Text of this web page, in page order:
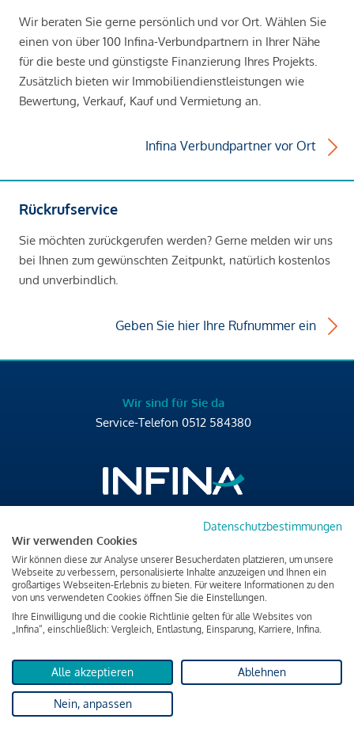
Wir beraten Sie gerne persönlich und vor Ort. Wählen Sie
einen von über 100 Infina-Verbundpartnern in Ihrer Nähe
für die beste und günstigste Finanzierung Ihres Projekts.
Zusätzlich bieten wir Immobiliendienstleistungen wie
Bewertung, Verkauf, Kauf und Vermietung an.
Infina Verbundpartner vor Ort
Rückrufservice
Sie möchten zurückgerufen werden? Gerne melden wir uns
bei Ihnen zum gewünschten Zeitpunkt, natürlich kostenlos
und unverbindlich.
Geben Sie hier Ihre Rufnummer ein
Wir sind für Sie da
Service-Telefon 0512 584380
Brixner Straße 2/4
6020 Innsbruck
T+43 512 584380
office@infina.at
Impressum
Datenschutz & Cookies
Datenschutzbestimmungen
Wir verwenden Cookies
Wir können diese zur Analyse unserer Besucherdaten platzieren, um unsere
Webseite zu verbessern, personalisierte Inhalte anzuzeigen und Ihnen ein
großartiges Webseiten-Erlebnis zu bieten. Für weitere Informationen zu den
von uns verwendeten Cookies öffnen Sie die Einstellungen.
Ihre Einwilligung und die cookie Richtlinie gelten für alle Websites von
„Infina“, einschließlich: Vergleich, Entlastung, Einsparung, Karriere, Infina.
Alle akzeptieren Ablehnen
Nein, anpassen